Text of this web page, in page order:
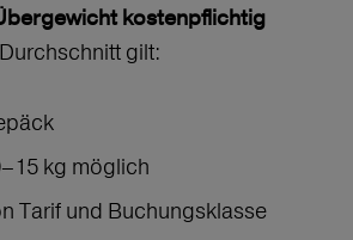
kostenpflichtig
gilt:
kg möglich
Tarif und Buchungsklasse